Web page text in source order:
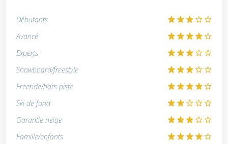
Débutants
Avancé
Experts
Snowboard/freestyle
Freeride/hors-piste
Ski de fond
Garantie neige
Famille/enfants